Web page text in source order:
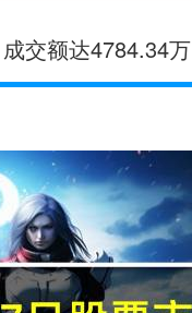
交额达4784.34万